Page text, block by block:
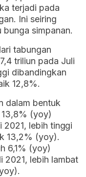
terjadi pada
Ini seiring
bunga simpanan.
tabungan
triliun pada Juli
dibandingkan
12,8%.
dalam bentuk
13,8% (yoy)
2021, lebih tinggi
13,2% (yoy).
6,1% (yoy)
2021, lebih lambat